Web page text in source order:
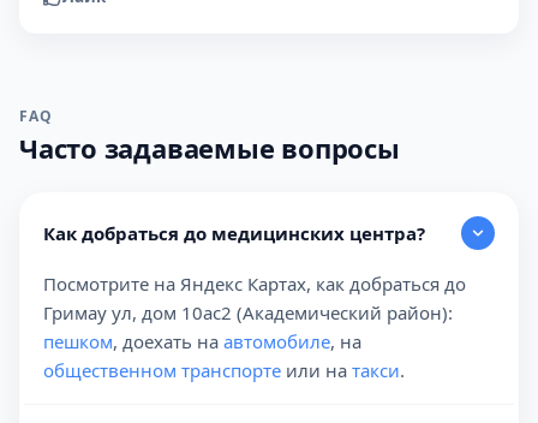
FAQ
Часто задаваемые вопросы
Как добраться до медицинских центра?
Посмотрите на Яндекс Картах, как добраться до
Гримау ул, дом 10ас2 (Академический район):
пешком, доехать на автомобиле, на
общественном транспорте или на такси.